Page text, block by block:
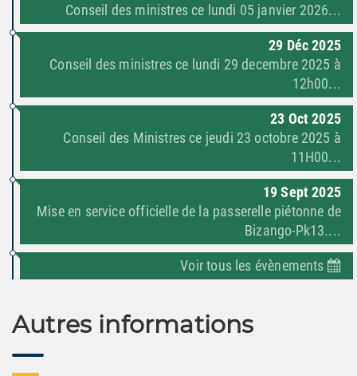
Conseil des ministres ce lundi 05 janvier 2026...
29 Déc 2025
Conseil des ministres ce lundi 29 decembre 2025 à
12h00...
23 Oct 2025
Conseil des Ministres ce jeudi 23 octobre 2025 à
11H00...
19 Sept 2025
Mise en service officielle de la passerelle piétonne de
Bizango-Pk13....
Voir tous les évènements
Autres informations